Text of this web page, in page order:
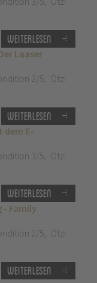
Weiterlesen
Laaser
2/5, Ötzi
Weiterlesen
dem E-
3/5, Ötzi
Weiterlesen
Family
2/5, Ötzi
Weiterlesen